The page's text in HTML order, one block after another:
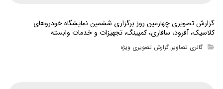
گزارش تصویری چهارمین روز برگزاری ششمین نمایشگاه خودروهای
کلاسیک، آفرود، سافاری، کمپینگ، تجهیزات و خدمات وابسته
گالری تصاویر,گزارش تصویری ویژه